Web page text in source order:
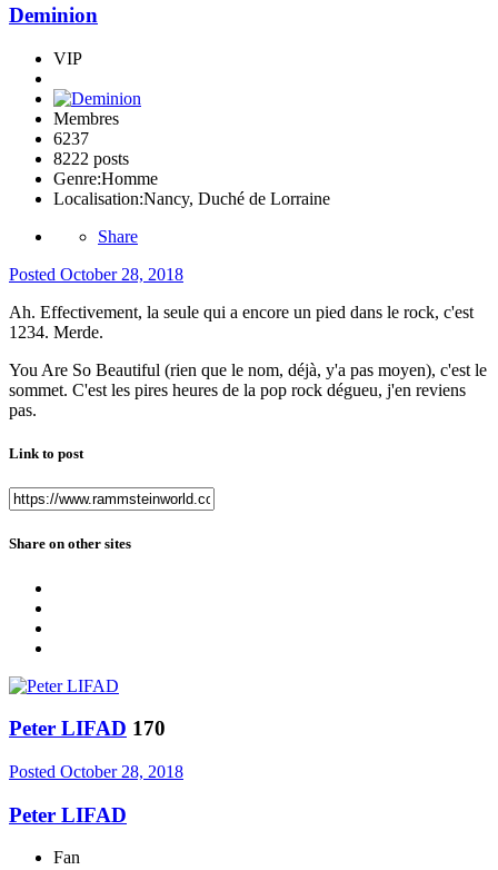
Deminion
VIP
Membres
6237
8222 posts
Genre:Homme
Localisation:Nancy, Duché de Lorraine
Share
Posted October 28, 2018
Ah. Effectivement, la seule qui a encore un pied dans le rock, c'est
1234. Merde.
You Are So Beautiful (rien que le nom, déjà, y'a pas moyen), c'est le
sommet. C'est les pires heures de la pop rock dégueu, j'en reviens
pas.
Link to post
Share on other sites
Peter LIFAD 170
Posted October 28, 2018
Peter LIFAD
Fan